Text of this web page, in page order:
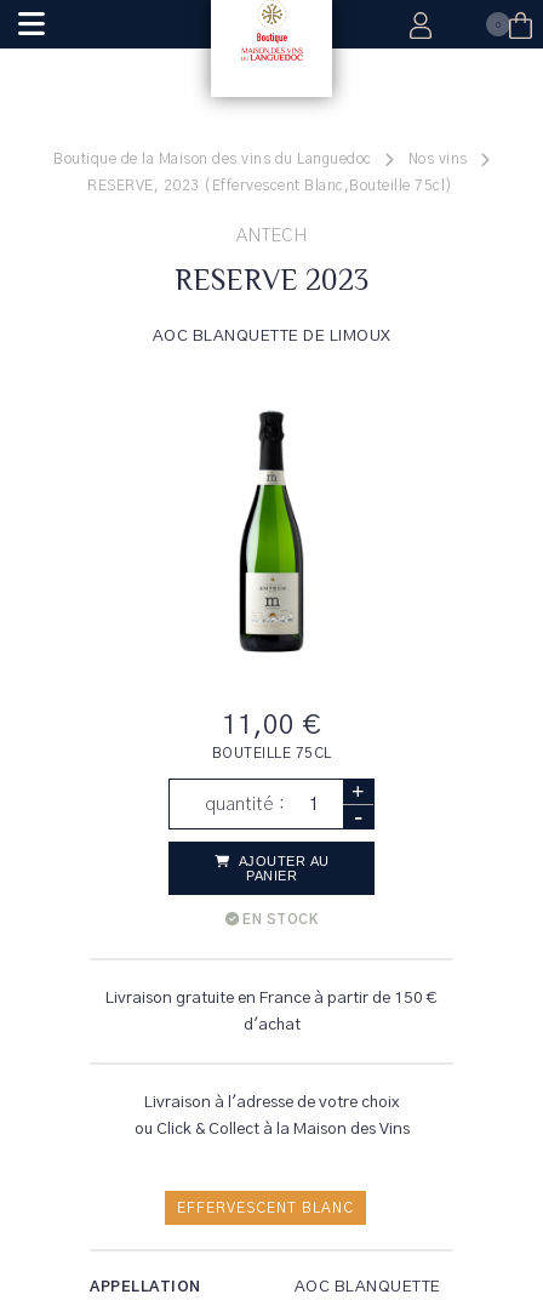
0
Boutique de la Maison des vins du Languedoc
Nos vins
RESERVE, 2023 (Effervescent Blanc,Bouteille 75cl)
ANTECH
RESERVE 2023
AOC BLANQUETTE DE LIMOUX
11,00 €
BOUTEILLE 75CL
quantité : +
-
AJOUTER AU
PANIER
EN STOCK
Livraison gratuite en France à partir de 150 €
d'achat
Livraison à l'adresse de votre choix
ou Click & Collect à la Maison des Vins
EFFERVESCENT BLANC
APPELLATION
AOC BLANQUETTE